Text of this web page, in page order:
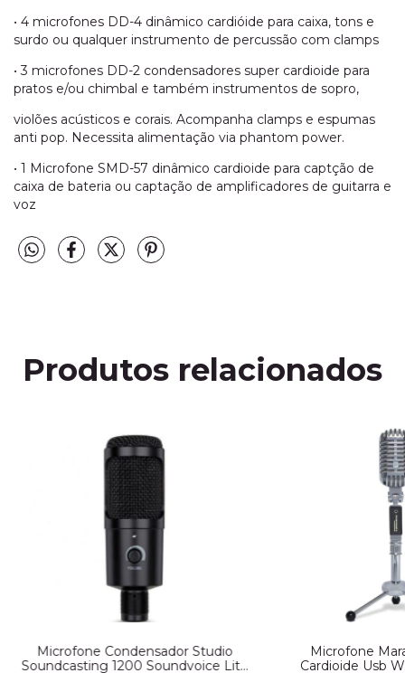
• 4 microfones DD-4 dinâmico cardióide para caixa, tons e
surdo ou qualquer instrumento de percussão com clamps
• 3 microfones DD-2 condensadores super cardioide para
pratos e/ou chimbal e também instrumentos de sopro,
violões acústicos e corais. Acompanha clamps e espumas
anti pop. Necessita alimentação via phantom power.
• 1 Microfone SMD-57 dinâmico cardioide para captção de
caixa de bateria ou captação de amplificadores de guitarra e
voz
Produtos relacionados
Microfone Condensador Studio
Soundcasting 1200 Soundvoice Lite
Microfone
Cardioide Usb